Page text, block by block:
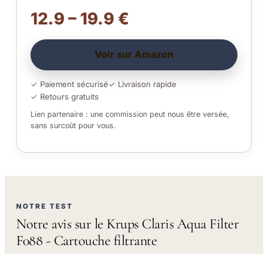
12.9 – 19.9 €
Voir sur Amazon
✓ Paiement sécurisé✓ Livraison rapide
✓ Retours gratuits
Lien partenaire : une commission peut nous être versée,
sans surcoût pour vous.
NOTRE TEST
Notre avis sur le Krups Claris Aqua Filter
F088 - Cartouche filtrante